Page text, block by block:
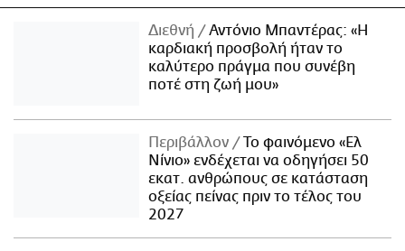
Διεθνή
Αντόνιο Μπαντέρας: «Η
καρδιακή προσβολή ήταν το
καλύτερο πράγμα που συνέβη
ποτέ στη ζωή μου»
Περιβάλλον
Το φαινόμενο «Ελ
Νίνιο» ενδέχεται να οδηγήσει 50
εκατ. ανθρώπους σε κατάσταση
οξείας πείνας πριν το τέλος του
2027